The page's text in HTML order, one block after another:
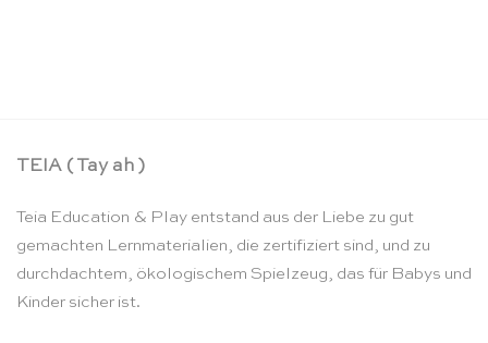
TEIA ( Tay ah )
Teia Education & Play entstand aus der Liebe zu gut
gemachten Lernmaterialien, die zertifiziert sind, und zu
durchdachtem, ökologischem Spielzeug, das für Babys und
Kinder sicher ist.